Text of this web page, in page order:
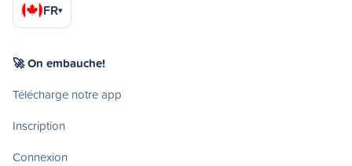
FR▾
🚀 On embauche!
Télécharge notre app
Inscription
Connexion